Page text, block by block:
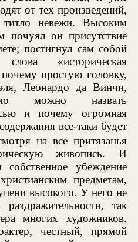
от тех произведений,
невежи. Высоким
почуял он присутствие
постигнул сам собой
«историческая
простую головку,
Леонардо да Винчи,
можно назвать
и почему огромная
все-таки будет
на все притязанья
живопись. И
собственное убеждение
предметам,
высокого. У него не
так
многих художников.
честный, прямой